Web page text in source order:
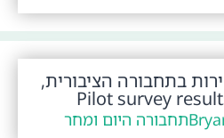
בתחבורה הציבורית,
Pilot survey
תחבורה היום ומחר